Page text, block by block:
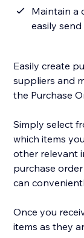
Maintain a
easily
Easily create
suppliers and
the Purchase
Simply select
which items
other relevant
purchase
can
Once you
items as they